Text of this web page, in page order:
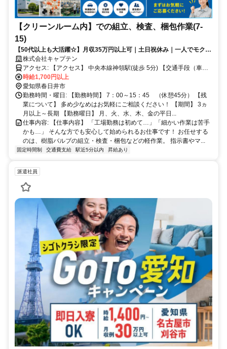
【クリーンルーム内】での組立、検査、梱包作業(7-
15)
【50代以上も大活躍☆】月収35万円以上可｜土日祝休み｜一人でモクモ
ク組立｜未経験歓迎
株式会社キャプテン
アクセス: 【アクセス】 中央本線神領駅(徒歩 5分) 【交通手段（車通
勤など）】 車通勤可、バイク通勤可、電車通勤可 ※2キロ圏内に住ん
でいる人は車通勤不可です。
時給1,700円以上
愛知県春日井市
勤務時間・曜日: 【勤務時間】 7：00～15：45 （休憩45分） 【残
業について】 多め少なめはお気軽にご相談ください！ 【期間】 3ヵ
月以上～長期 【勤務曜日】 月、火、水、木、金の平日...
仕事内容: 【仕事内容】 「工場勤務は初めて…」「細かい作業は苦手
かも…」 そんな方でも安心して始められるお仕事です！ お任せする
のは、樹脂バルブの組立・検査・梱包などの軽作業。 指示書やマ...
固定時間制 交通費支給 駅近5分以内 昇給あり
派遣社員